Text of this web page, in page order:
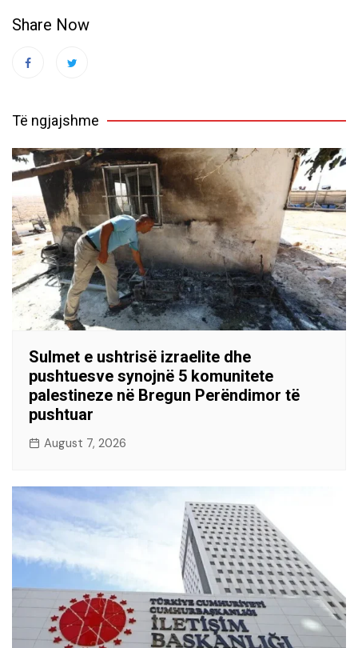
Share Now
Të ngjajshme
Sulmet e ushtrisë izraelite dhe
pushtuesve synojnë 5 komunitete
palestineze në Bregun Perëndimor të
pushtuar
August 7, 2026